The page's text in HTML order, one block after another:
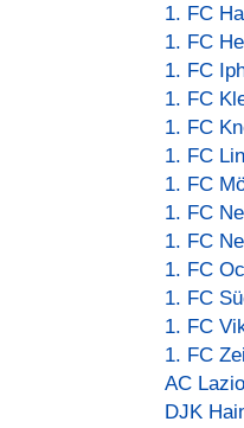
1. FC
1. FC
1. FC
1. FC
1. FC
1. FC
1. FC
1. FC
1. FC
1. FC
1. FC
1. FC
1. FC
AC
DJK